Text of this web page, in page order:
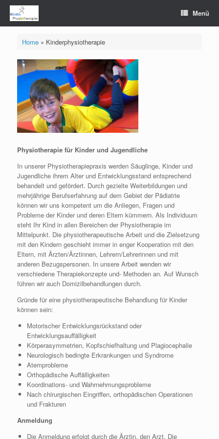
Zum
Inhalt
springen
Menü
Home» Kinderphysiotherapie
Physiotherapie für Kinder und Jugendliche
In unserer Physiotherapiepraxis werden Säuglinge, Kinder und
Jugendliche ihrem Alter und Entwicklungsstand entsprechend
behandelt und gefördert. Durch gezielte Weiterbildungen und
mehrjährige Berufserfahrung auf dem Gebiet der Pädiatrie
können wir uns kompetent um die Anliegen, Fragen und
Probleme der Kinder und deren Eltern kümmern. Als Individuum
steht Ihr Kind in allen Bereichen der Physiotherapie im
Mittelpunkt. Die physiotherapeutische Arbeit und die Zielsetzung
mit den Kindern geschieht immer in enger Kooperation mit den
Eltern, mit Ärzten/Ärztinnen, Lehrern/Lehrerinnen und mit
anderen Bezugspersonen. In unsere Arbeit wenden wir
verschiedene Therapiekonzepte und- Methoden an. Auf Wunsch
führen wir auch Domizilbehandlungen durch.
Gründe für eine physiotherapeutische Behandlung für Kinder
können sein:
Motorischer Entwicklungsrückstand oder
Entwicklungsauffälligkeit
Körperasymmetrien, Kopfschiefhaltung und Plagiocephalie
Neurologisch bedingte Erkrankungen und Syndrome
Atemprobleme
Orthopädische Auffälligkeiten
Koordinations- und Wahrnehmungsprobleme
Nach chirurgischen Eingriffen, orthopädischen Operationen
und Frakturen
Anmeldung
Die Anmeldung erfolgt durch die Ärztin, den Arzt. Die